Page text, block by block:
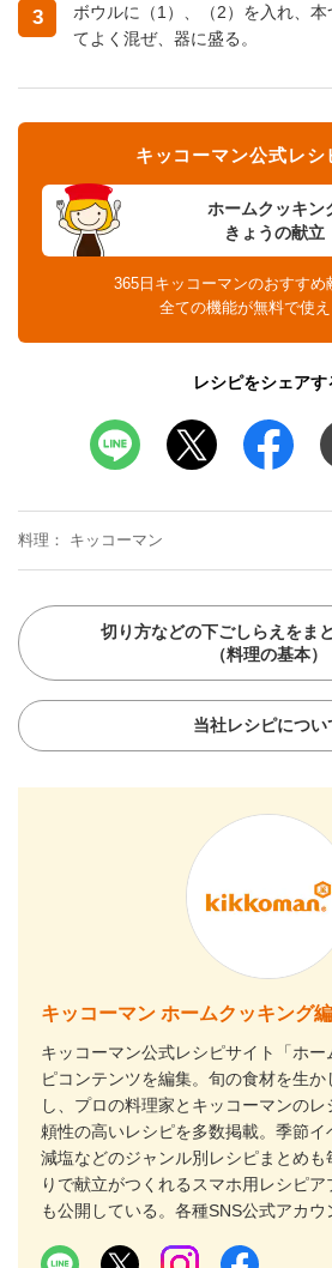
3
ボウルに（1）、（2）を入れ、本
てよく混ぜ、器に盛る。
ホームクッキン
きょうの献立
キッコーマン公式レシ
365日キッコーマンのおすすめ
全ての機能が無料で使え
レシピをシェアす
料理 キッコーマン
切り方などの下ごしらえをま
（料理の基本）
当社レシピについ
キッコーマン ホームクッキング
キッコーマン公式レシピサイト「ホ
ピコンテンツを編集。旬の食材を生
し、プロの料理家とキッコーマンの
頼性の高いレシピを多数掲載。季節イ
減塩などのジャンル別レシピまとめも
りで献立がつくれるスマホ用レシピア
も公開している。各種SNS公式アカウ